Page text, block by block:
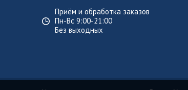
Приём и обработка заказов
Пн-Вс 9:00-21:00
Без выходных